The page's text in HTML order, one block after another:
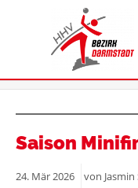
Saison
24. Mär2026 von